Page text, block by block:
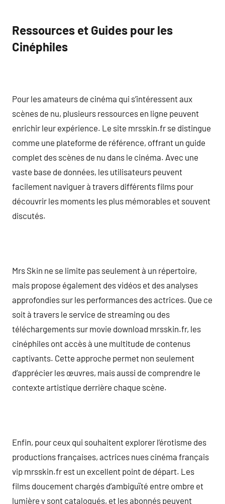
Ressources et Guides pour les
Cinéphiles
Pour les amateurs de cinéma qui s’intéressent aux
scènes de nu, plusieurs ressources en ligne peuvent
enrichir leur expérience. Le site mrsskin.fr se distingue
comme une plateforme de référence, offrant un guide
complet des scènes de nu dans le cinéma. Avec une
vaste base de données, les utilisateurs peuvent
facilement naviguer à travers différents films pour
découvrir les moments les plus mémorables et souvent
discutés.
Mrs Skin ne se limite pas seulement à un répertoire,
mais propose également des vidéos et des analyses
approfondies sur les performances des actrices. Que ce
soit à travers le service de streaming ou des
téléchargements sur movie download mrsskin.fr, les
cinéphiles ont accès à une multitude de contenus
captivants. Cette approche permet non seulement
d’apprécier les œuvres, mais aussi de comprendre le
contexte artistique derrière chaque scène.
Enfin, pour ceux qui souhaitent explorer l’érotisme des
productions françaises, actrices nues cinéma français
vip mrsskin.fr est un excellent point de départ. Les
films doucement chargés d’ambiguïté entre ombre et
lumière y sont catalogués, et les abonnés peuvent